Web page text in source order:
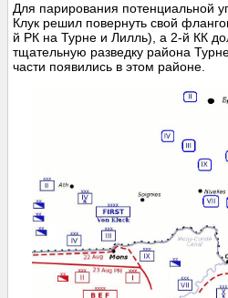
Для парирования потенциальной
Клук решил повернуть свой
й РК на Турне и Лилль), а 2-й КК
тщательную разведку района
части появились в этом районе.